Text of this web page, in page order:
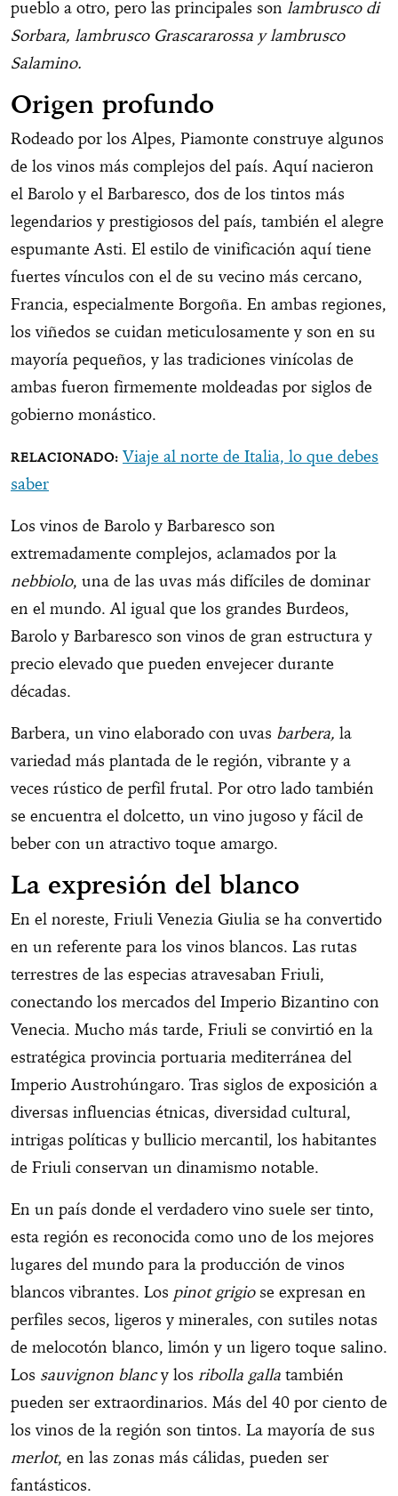
pueblo a otro, pero las principales son lambrusco di
Sorbara, lambrusco Grascararossa y lambrusco
Salamino.
Origen profundo
Rodeado por los Alpes, Piamonte construye algunos
de los vinos más complejos del país. Aquí nacieron
el Barolo y el Barbaresco, dos de los tintos más
legendarios y prestigiosos del país, también el alegre
espumante Asti. El estilo de vinificación aquí tiene
fuertes vínculos con el de su vecino más cercano,
Francia, especialmente Borgoña. En ambas regiones,
los viñedos se cuidan meticulosamente y son en su
mayoría pequeños, y las tradiciones vinícolas de
ambas fueron firmemente moldeadas por siglos de
gobierno monástico.
Viaje al norte de Italia, lo que debes
saber
Los vinos de Barolo y Barbaresco son
extremadamente complejos, aclamados por la
nebbiolo, una de las uvas más difíciles de dominar
en el mundo. Al igual que los grandes Burdeos,
Barolo y Barbaresco son vinos de gran estructura y
precio elevado que pueden envejecer durante
décadas.
Barbera, un vino elaborado con uvas barbera, la
variedad más plantada de le región, vibrante y a
veces rústico de perfil frutal. Por otro lado también
se encuentra el dolcetto, un vino jugoso y fácil de
beber con un atractivo toque amargo.
La expresión del blanco
En el noreste, Friuli Venezia Giulia se ha convertido
en un referente para los vinos blancos. Las rutas
terrestres de las especias atravesaban Friuli,
conectando los mercados del Imperio Bizantino con
Venecia. Mucho más tarde, Friuli se convirtió en la
estratégica provincia portuaria mediterránea del
Imperio Austrohúngaro. Tras siglos de exposición a
diversas influencias étnicas, diversidad cultural,
intrigas políticas y bullicio mercantil, los habitantes
de Friuli conservan un dinamismo notable.
En un país donde el verdadero vino suele ser tinto,
esta región es reconocida como uno de los mejores
lugares del mundo para la producción de vinos
blancos vibrantes. Los pinot grigiose expresan en
perfiles secos, ligeros y minerales, con sutiles notas
de melocotón blanco, limón y un ligero toque salino.
Los sauvignon blancy los ribolla galla también
pueden ser extraordinarios. Más del 40 por ciento de
los vinos de la región son tintos. La mayoría de sus
merlot, en las zonas más cálidas, pueden ser
fantásticos.